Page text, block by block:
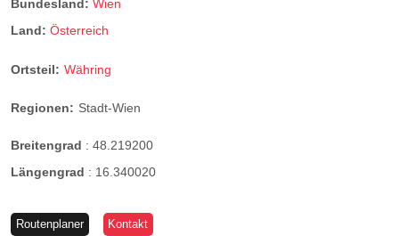
Bundesland: Wien
Land: Österreich
Ortsteil: Währing
Regionen: Stadt-Wien
Breitengrad : 48.219200
Längengrad : 16.340020
Routenplaner Kontakt